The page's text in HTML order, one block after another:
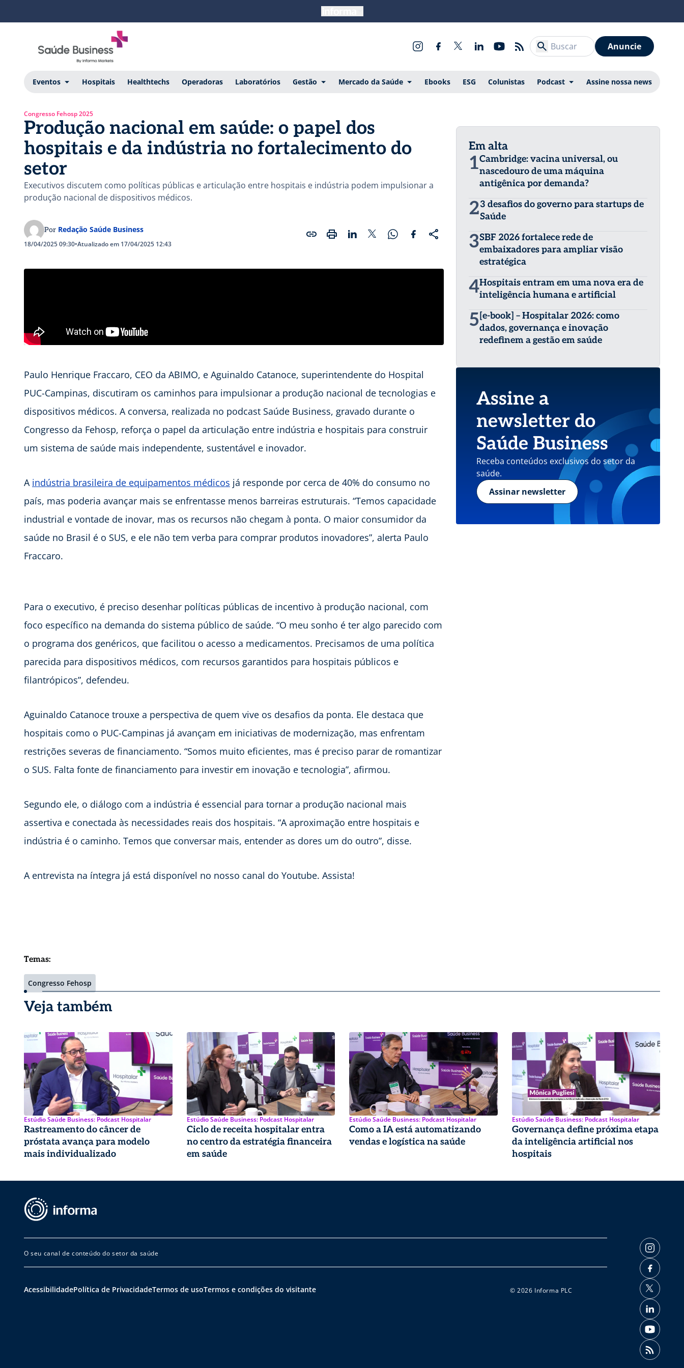
Anuncie
Eventos Hospitais Healthtechs Operadoras Laboratórios Gestão Mercado da Saúde Ebooks ESG Colunistas Podcast Assine nossa news
Congresso Fehosp 2025
Produção nacional em saúde: o papel dos
hospitais e da indústria no fortalecimento do
setor
Executivos discutem como políticas públicas e articulação entre hospitais e indústria podem impulsionar a
produção nacional de dispositivos médicos.
Por Redação Saúde Business
18/04/2025 09:30•Atualizado em 17/04/2025 12:43
Paulo Henrique Fraccaro, CEO da ABIMO, e Aguinaldo Catanoce, superintendente do Hospital
PUC-Campinas, discutiram os caminhos para impulsionar a produção nacional de tecnologias e
dispositivos médicos. A conversa, realizada no podcast Saúde Business, gravado durante o
Congresso da Fehosp, reforça o papel da articulação entre indústria e hospitais para construir
um sistema de saúde mais independente, sustentável e inovador.
A indústria brasileira de equipamentos médicos já responde por cerca de 40% do consumo no
país, mas poderia avançar mais se enfrentasse menos barreiras estruturais. “Temos capacidade
industrial e vontade de inovar, mas os recursos não chegam à ponta. O maior consumidor da
saúde no Brasil é o SUS, e ele não tem verba para comprar produtos inovadores”, alerta Paulo
Fraccaro.
Para o executivo, é preciso desenhar políticas públicas de incentivo à produção nacional, com
foco específico na demanda do sistema público de saúde. “O meu sonho é ter algo parecido com
o programa dos genéricos, que facilitou o acesso a medicamentos. Precisamos de uma política
parecida para dispositivos médicos, com recursos garantidos para hospitais públicos e
filantrópicos”, defendeu.
Aguinaldo Catanoce trouxe a perspectiva de quem vive os desafios da ponta. Ele destaca que
hospitais como o PUC-Campinas já avançam em iniciativas de modernização, mas enfrentam
restrições severas de financiamento. “Somos muito eficientes, mas é preciso parar de romantizar
o SUS. Falta fonte de financiamento para investir em inovação e tecnologia”, afirmou.
Segundo ele, o diálogo com a indústria é essencial para tornar a produção nacional mais
assertiva e conectada às necessidades reais dos hospitais. “A aproximação entre hospitais e
indústria é o caminho. Temos que conversar mais, entender as dores um do outro”, disse.
A entrevista na íntegra já está disponível no nosso canal do Youtube. Assista!
Temas:
Congresso Fehosp
Em alta
1Cambridge: vacina universal, ou
nascedouro de uma máquina
antigênica por demanda?
23 desafios do governo para startups de
Saúde
3SBF 2026 fortalece rede de
embaixadores para ampliar visão
estratégica
4Hospitais entram em uma nova era de
inteligência humana e artificial
5 [e-book] – Hospitalar 2026: como
dados, governança e inovação
redefinem a gestão em saúde
Assine a
newsletter do
Saúde Business
Receba conteúdos exclusivos do setor da
saúde.
Assinar newsletter
Veja também
Estúdio Saúde Business: Podcast Hospitalar
Rastreamento do câncer de
próstata avança para modelo
mais individualizado
Estúdio Saúde Business: Podcast Hospitalar
Ciclo de receita hospitalar entra
no centro da estratégia financeira
em saúde
Estúdio Saúde Business: Podcast Hospitalar
Como a IA está automatizando
vendas e logística na saúde
Estúdio Saúde Business: Podcast Hospitalar
Governança define próxima etapa
da inteligência artificial nos
hospitais
O seu canal de conteúdo do setor da saúde
AcessibilidadePolítica de PrivacidadeTermos de usoTermos e condições do visitante © 2026 Informa PLC